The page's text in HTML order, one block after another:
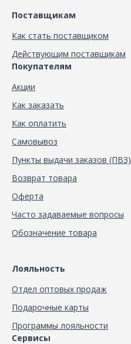
Поставщикам
Как стать поставщиком
Действующим поставщикам
Покупателям
Акции
Как заказать
Как оплатить
Самовывоз
Пункты выдачи заказов (ПВЗ)
Возврат товара
Оферта
Часто задаваемые вопросы
Обозначение товара
Лояльность
Отдел оптовых продаж
Подарочные карты
Программы лояльности
Сервисы